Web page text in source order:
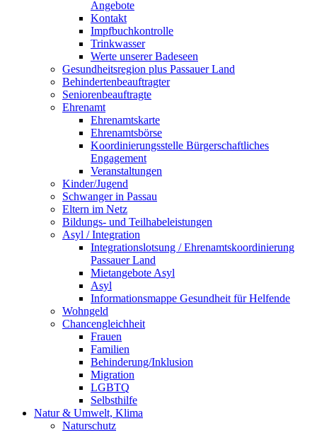
Angebote
Kontakt
Impfbuchkontrolle
Trinkwasser
Werte unserer Badeseen
Gesundheitsregion plus Passauer Land
Behindertenbeauftragter
Seniorenbeauftragte
Ehrenamt
Ehrenamtskarte
Ehrenamtsbörse
Koordinierungsstelle Bürgerschaftliches
Engagement
Veranstaltungen
Kinder/Jugend
Schwanger in Passau
Eltern im Netz
Bildungs- und Teilhabeleistungen
Asyl / Integration
Integrationslotsung / Ehrenamtskoordinierung
Passauer Land
Mietangebote Asyl
Asyl
Informationsmappe Gesundheit für Helfende
Wohngeld
Chancengleichheit
Frauen
Familien
Behinderung/Inklusion
Migration
LGBTQ
Selbsthilfe
Natur & Umwelt, Klima
Naturschutz